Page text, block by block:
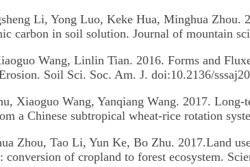
Li, Yong Luo, Keke Hua, Minghua Zhou.
carbon in soil solution. Journal of mountain
Wang, Linlin Tian. 2016. Forms and
Soil Sci. Soc. Am. J. doi:10.2136/
Xiaoguo Wang, Yanqiang Wang. 2017. Long-
a Chinese subtropical wheat-rice rotation
Zhou, Tao Li, Yun Ke, Bo Zhu. 2017.Land
conversion of cropland to forest ecosystem.